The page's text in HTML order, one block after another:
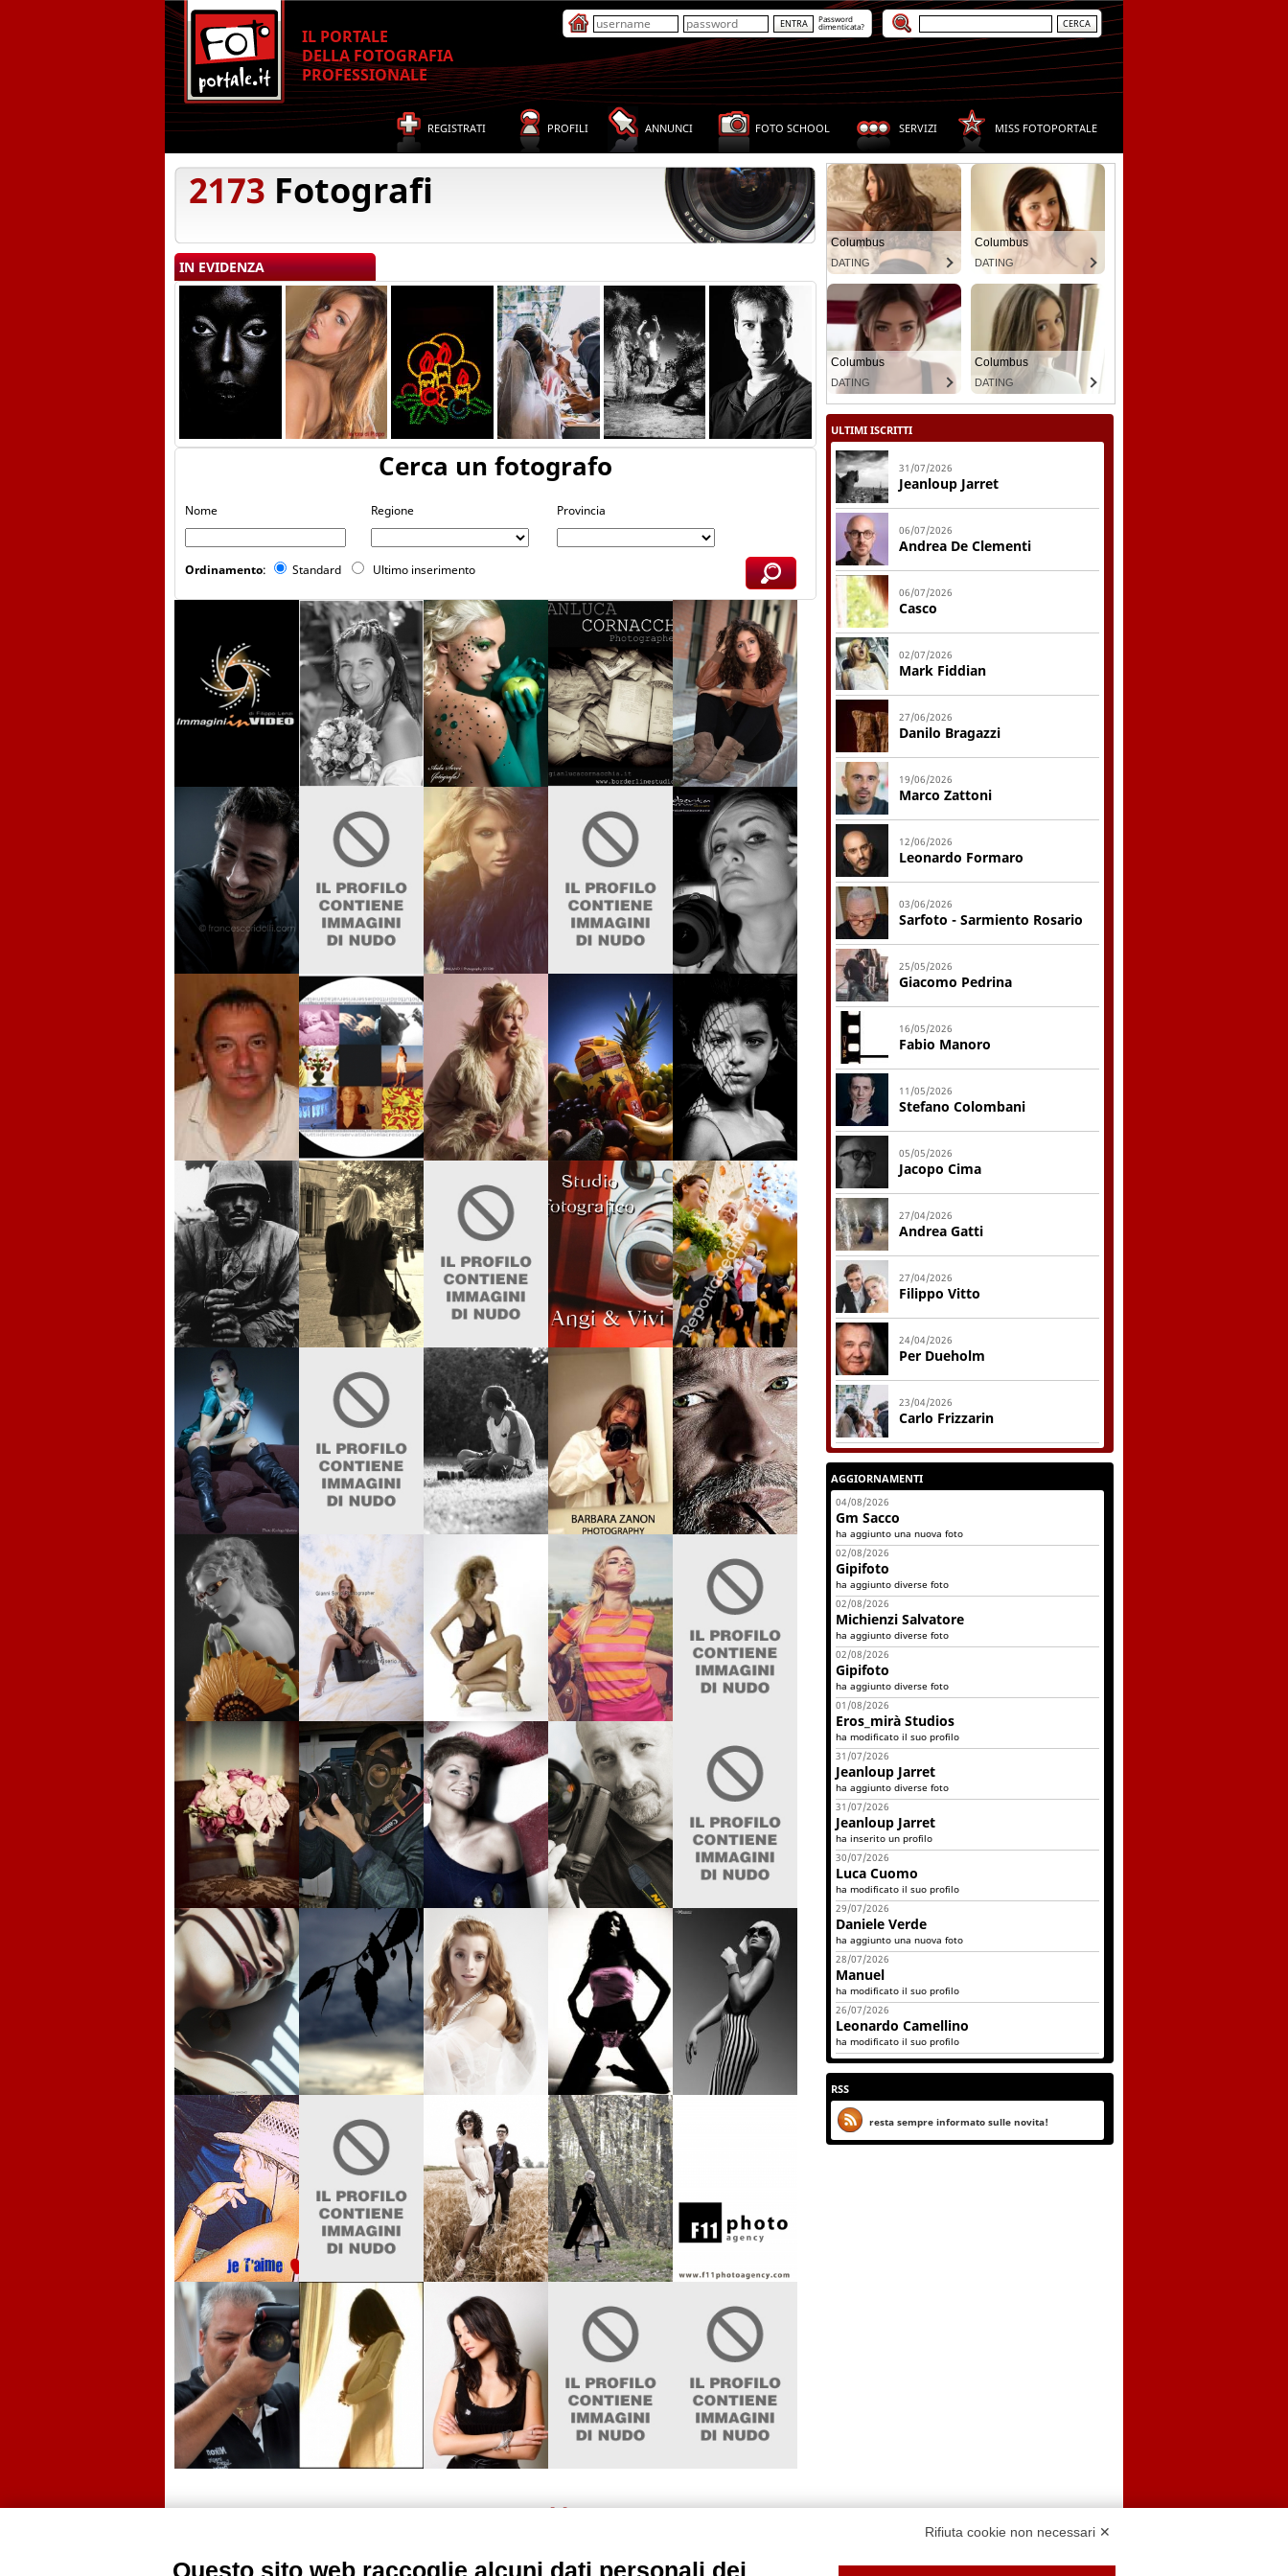
IL PORTALE
DELLA FOTOGRAFIA
PROFESSIONALE
Password
dimenticata?
REGISTRATI PROFILI ANNUNCI FOTO SCHOOL SERVIZI MISS FOTOPORTALE
2173 Fotografi
IN EVIDENZA
Cerca un fotografo
Nome Regione Provincia
Ordinamento: Standard Ultimo inserimento
<1 35 36 37 38 39 40 41 42 43 44 >
ULTIMI ISCRITTI
31/07/2026
Jeanloup Jarret
06/07/2026
Andrea De Clementi
06/07/2026
Casco
02/07/2026
Mark Fiddian
27/06/2026
Danilo Bragazzi
19/06/2026
Marco Zattoni
12/06/2026
Leonardo Formaro
03/06/2026
Sarfoto - Sarmiento Rosario
25/05/2026
Giacomo Pedrina
16/05/2026
Fabio Manoro
11/05/2026
Stefano Colombani
05/05/2026
Jacopo Cima
27/04/2026
Andrea Gatti
27/04/2026
Filippo Vitto
24/04/2026
Per Dueholm
23/04/2026
Carlo Frizzarin
AGGIORNAMENTI
04/08/2026
Gm Sacco
ha aggiunto una nuova foto
02/08/2026
Gipifoto
ha aggiunto diverse foto
02/08/2026
Michienzi Salvatore
ha aggiunto diverse foto
02/08/2026
Gipifoto
ha aggiunto diverse foto
01/08/2026
Eros_mirà Studios
ha modificato il suo profilo
31/07/2026
Jeanloup Jarret
ha aggiunto diverse foto
31/07/2026
Jeanloup Jarret
ha inserito un profilo
30/07/2026
Luca Cuomo
ha modificato il suo profilo
29/07/2026
Daniele Verde
ha aggiunto una nuova foto
28/07/2026
Manuel
ha modificato il suo profilo
26/07/2026
Leonardo Camellino
ha modificato il suo profilo
RSS
resta sempre informato sulle novita!
Rifiuta cookie non necessari ✕
Questo sito web raccoglie alcuni dati personali dei